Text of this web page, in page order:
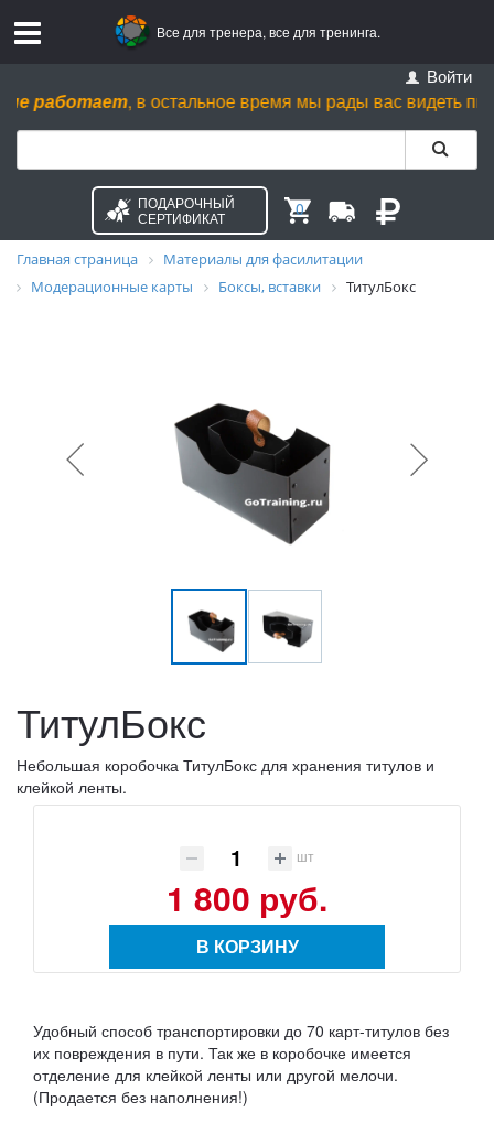
Все для тренера, все для тренинга.
Войти
работает, в остальное время мы рады вас видеть пн. -
ПОДАРОЧНЫЙ
СЕРТИФИКАТ
0
Главная страница
Материалы для фасилитации
Модерационные карты
Боксы, вставки ТитулБокс
ТитулБокс
Небольшая коробочка ТитулБокс для хранения титулов и
клейкой ленты.
шт
1 800 руб.
В КОРЗИНУ
Удобный способ транспортировки до 70 карт-титулов без
их повреждения в пути. Так же в коробочке имеется
отделение для клейкой ленты или другой мелочи.
(Продается без наполнения!)